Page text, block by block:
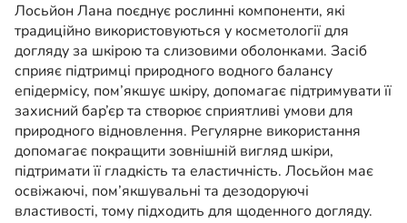
Лосьйон Лана поєднує рослинні компоненти, які
традиційно використовуються у косметології для
догляду за шкірою та слизовими оболонками. Засіб
сприяє підтримці природного водного балансу
епідермісу, пом’якшує шкіру, допомагає підтримувати її
захисний бар’єр та створює сприятливі умови для
природного відновлення. Регулярне використання
допомагає покращити зовнішній вигляд шкіри,
підтримати її гладкість та еластичність. Лосьйон має
освіжаючі, пом’якшувальні та дезодоруючі
властивості, тому підходить для щоденного догляду.